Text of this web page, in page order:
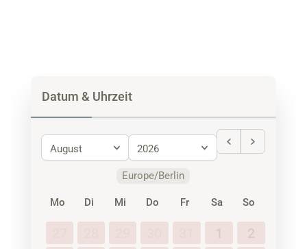
Datum & Uhrzeit
August 2026
Europe/Berlin
Mo Di Mi Do Fr Sa So
1
2